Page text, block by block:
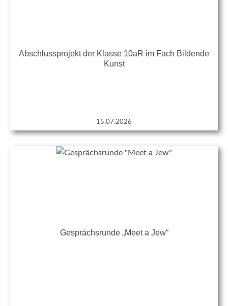
Abschlussprojekt der Klasse 10aR im Fach Bildende
Kunst
15.07.2026
Gesprächsrunde „Meet a Jew“